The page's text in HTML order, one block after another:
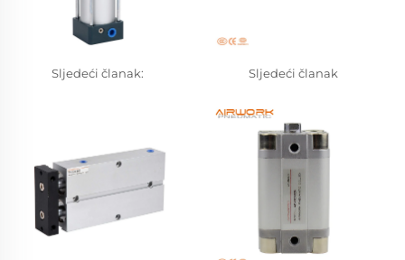
Sljedeći članak: Sljedeći članak